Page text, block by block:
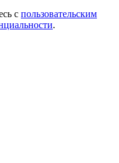
с пользовательским
.